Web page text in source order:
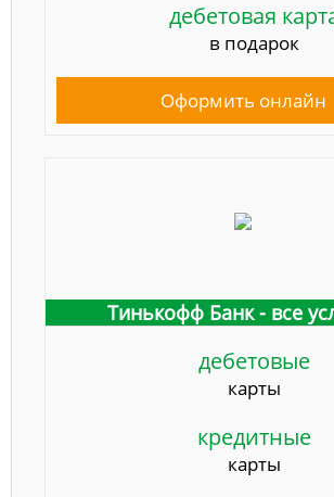
дебетовая
в подарок
Оформить онлайн
Тинькофф Банк - все
дебетовые
карты
кредитные
карты